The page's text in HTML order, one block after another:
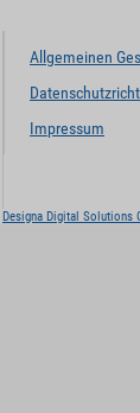
Allgemeinen
Impressum
Designa Digital Solutions